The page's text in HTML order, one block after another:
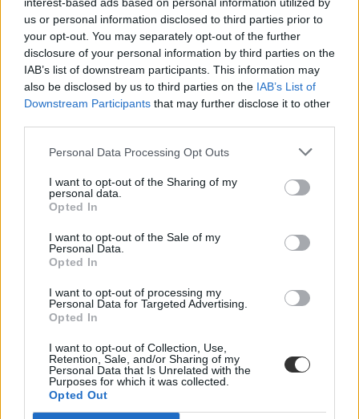
us or personal information disclosed to third parties prior to
your opt-out. You may separately opt-out of the further
disclosure of your personal information by third parties on the
IAB’s list of downstream participants. This information may
also be disclosed by us to third parties on the IAB’s List of
Downstream Participants that may further disclose it to other
Personal Data Processing Opt Outs
I want to opt-out of the Sharing of my
personal data.
Opted In
I want to opt-out of the Sale of my
Personal Data.
Opted In
I want to opt-out of processing my
Personal Data for Targeted Advertising.
Opted In
I want to opt-out of Collection, Use,
Retention, Sale, and/or Sharing of my
Personal Data that Is Unrelated with the
Purposes for which it was collected.
Opted Out
egészségügy
informatika
táppénz
betegség
betegség igazolás